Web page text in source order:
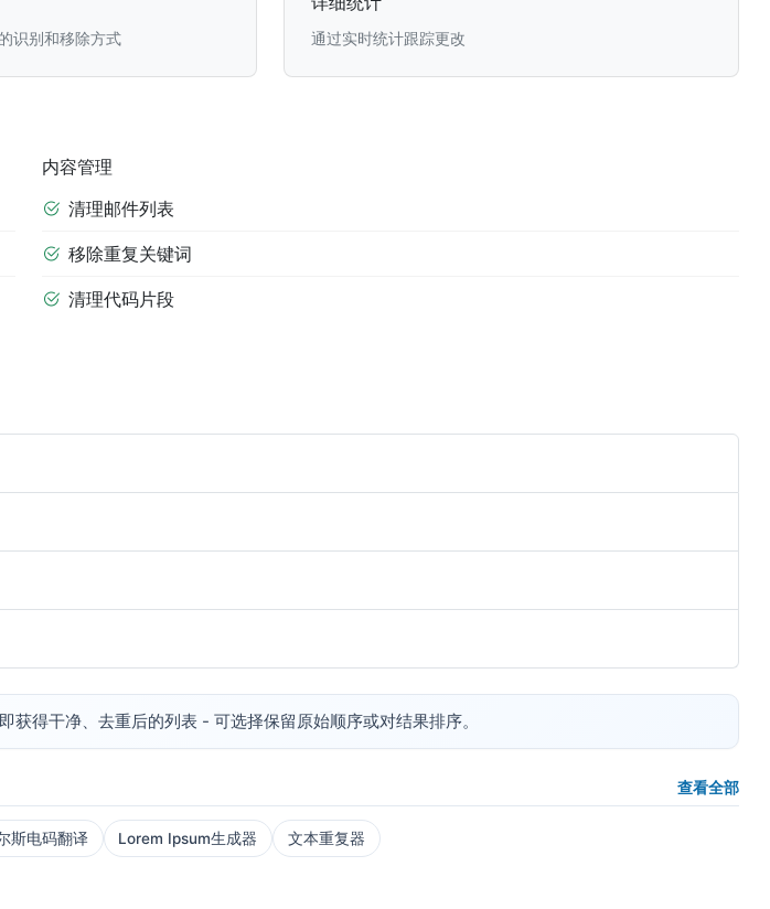
识别和移除方式 通过实时统计跟踪更改
内容管理
清理邮件列表
移除重复关键词
清理代码片段
得干净、去重后的列表 - 可选择保留原始顺序或对结果排序。
查看全部
斯电码翻译 Lorem Ipsum生成器 文本重复器